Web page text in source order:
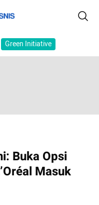
Green Initiative
Buka Opsi
Masuk